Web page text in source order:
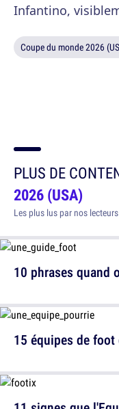
Infantino,
Coupe du monde 2026
PLUS DE
2026 (USA)
Les plus lus par nos lecteurs
10 phrases quand
15 équipes de